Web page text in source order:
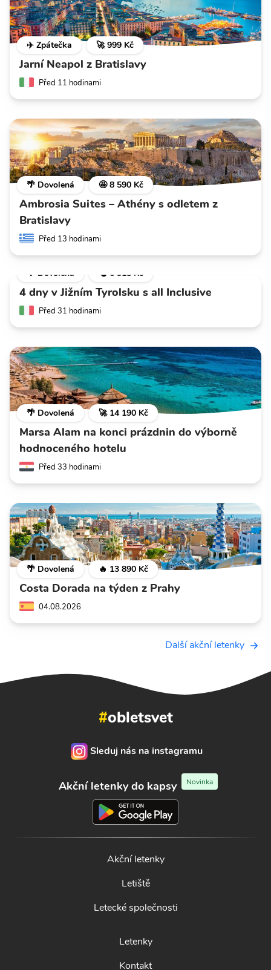
✈️ Zpátečka 🚀 999 Kč
Jarní Neapol z Bratislavy
Před 11 hodinami
🌴 Dovolená 🤩 8 590 Kč
Ambrosia Suites – Athény s odletem z
Bratislavy
Před 13 hodinami
🌴 Dovolená 💣 6 318 Kč
4 dny v Jižním Tyrolsku s all Inclusive
Před 31 hodinami
🌴 Dovolená 🚀 14 190 Kč
Marsa Alam na konci prázdnin do výborně
hodnoceného hotelu
Před 33 hodinami
🌴 Dovolená 🔥 13 890 Kč
Costa Dorada na týden z Prahy
04.08.2026
Další akční letenky
#obletsvet
Sleduj nás na instagramu
Akční letenky do kapsy Novinka
Akční letenky
Letiště
Letecké společnosti
Letenky
Kontakt